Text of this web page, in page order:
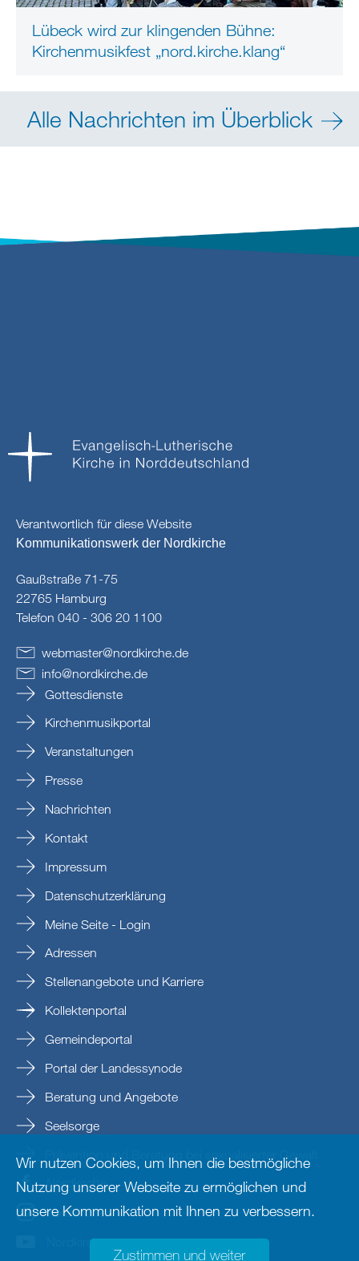
Lübeck wird zur klingenden Bühne:
Kirchenmusikfest „nord.kirche.klang“
Alle Nachrichten im Überblick
Verantwortlich für diese Website
Kommunikationswerk der Nordkirche
Gaußstraße 71-75
22765 Hamburg
Telefon 040 - 306 20 1100
webmaster@nordkirche.de
info@nordkirche.de
Gottesdienste
Kirchenmusikportal
Veranstaltungen
Presse
Nachrichten
Kontakt
Impressum
Datenschutzerklärung
Meine Seite - Login
Adressen
Stellenangebote und Karriere
Kollektenportal
Gemeindeportal
Portal der Landessynode
Beratung und Angebote
Seelsorge
Nordkirche
nordkirche
Nordkirche
Wir nutzen Cookies, um Ihnen die bestmögliche
Nutzung unserer Webseite zu ermöglichen und
unsere Kommunikation mit Ihnen zu verbessern.
Zustimmen und weiter